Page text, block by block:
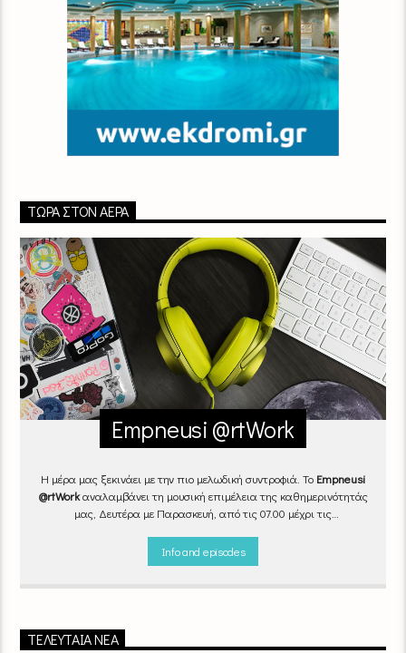
ΤΏΡΑ ΣΤΟΝ ΑΈΡΑ
Empneusi @rtWork
Η μέρα μας ξεκινάει με την πιο μελωδική συντροφιά. Το Empneusi
@rtWorkαναλαμβάνει τη μουσική επιμέλεια της καθημερινότητάς
μας, Δευτέρα με Παρασκευή, από τις 07.00 μέχρι τις
εναλλάσσονται αρμονικά, θυμίζοντάς μας πως δουλειά και
Καθημερινά(Δευτέρα-Παρασκευή)
Info and episodes
ΤΕΛΕΥΤΑΊΑ ΝΈΑ